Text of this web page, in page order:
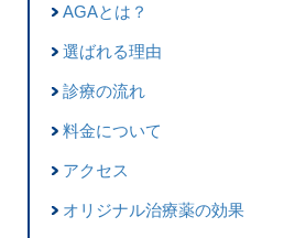
AGAとは？
選ばれる理由
診療の流れ
料金について
アクセス
オリジナル治療薬の効果